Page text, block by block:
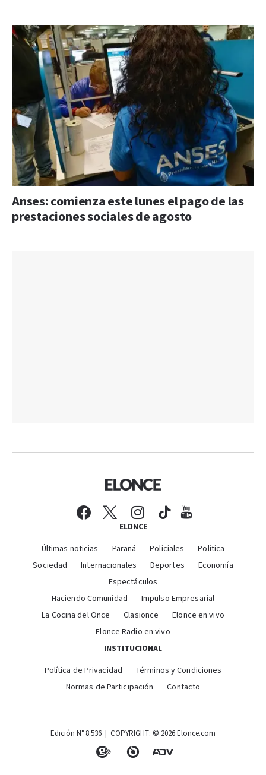
Anses: comienza este lunes el pago de las
prestaciones sociales de agosto
ELONCE
Últimas noticias Paraná Policiales
Política
Sociedad
Internacionales Deportes
Economía
Espectáculos
Haciendo Comunidad
Impulso Empresarial
La Cocina del Once
Clasionce
Elonce en vivo
Elonce Radio en vivo
INSTITUCIONAL
Política de Privacidad
Términos y Condiciones
Normas de Participación
Contacto
Edición N° 8.536 | COPYRIGHT: © 2026 Elonce.com